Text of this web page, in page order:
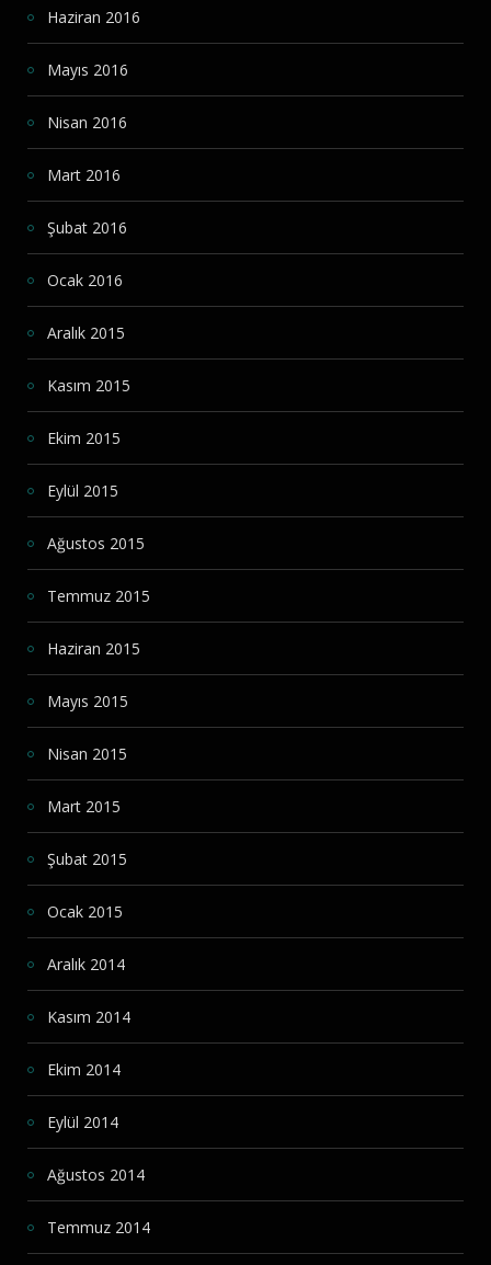
Haziran 2016
Mayıs 2016
Nisan 2016
Mart 2016
Şubat 2016
Ocak 2016
Aralık 2015
Kasım 2015
Ekim 2015
Eylül 2015
Ağustos 2015
Temmuz 2015
Haziran 2015
Mayıs 2015
Nisan 2015
Mart 2015
Şubat 2015
Ocak 2015
Aralık 2014
Kasım 2014
Ekim 2014
Eylül 2014
Ağustos 2014
Temmuz 2014